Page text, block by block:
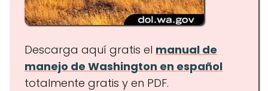
Descarga aquí gratis el manual de
manejo de Washington en español
totalmente gratis y en PDF.